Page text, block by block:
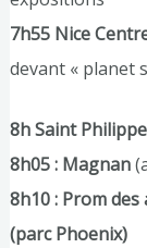
7h55 Nice
devant « planet
8h Saint Philippe
8h05 : Magnan
8h10 : Prom des
(parc Phoenix)